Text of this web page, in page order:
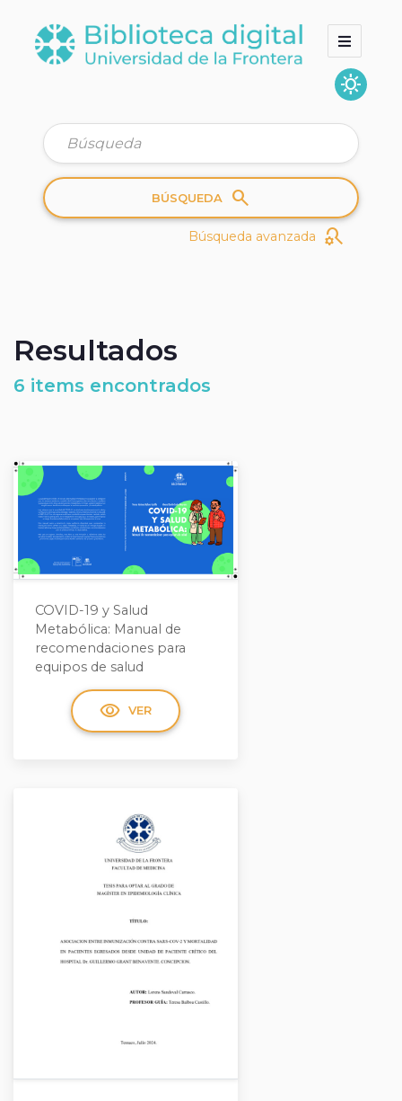
sunny
Colecciones
Quienes somos
BÚSQUEDA search
Búsqueda avanzada search_gear
Resultados
6 items encontrados
COVID-19 y Salud
Metabólica: Manual de
recomendaciones para
equipos de salud
visibility VER